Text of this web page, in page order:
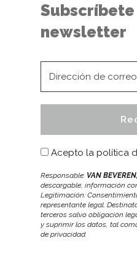
newsletter
Acepto la política
Responsable: VAN
descargable, información
Legitimación:
representante legal.
terceros salvo obligación
y suprimir los datos, tal
de privacidad.